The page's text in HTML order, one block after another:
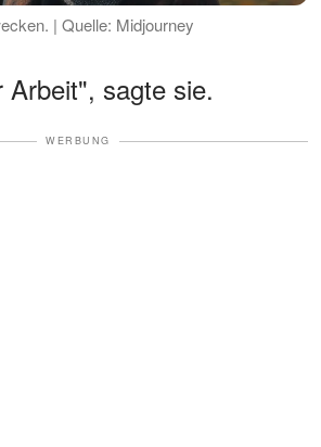
| Quelle: Midjourney
sagte sie.
WERBUNG